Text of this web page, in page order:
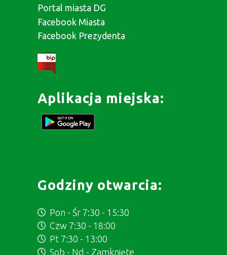
Portal miasta DG
Facebook Miasta
Facebook Prezydenta
Aplikacja miejska:
Godziny otwarcia:
Pon - Śr 7:30 - 15:30
Czw 7:30 - 18:00
Pt 7:30 - 13:00
Sob - Nd - Zamknięte